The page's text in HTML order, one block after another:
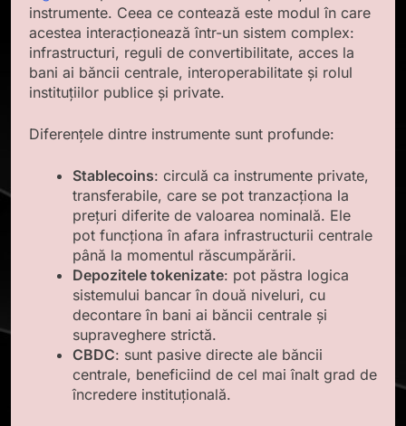
instrumente. Ceea ce contează este modul în care
acestea interacționează într-un sistem complex:
infrastructuri, reguli de convertibilitate, acces la
bani ai băncii centrale, interoperabilitate și rolul
instituțiilor publice și private.
Diferențele dintre instrumente sunt profunde:
Stablecoins: circulă ca instrumente private,
transferabile, care se pot tranzacționa la
prețuri diferite de valoarea nominală. Ele
pot funcționa în afara infrastructurii centrale
până la momentul răscumpărării.
Depozitele tokenizate: pot păstra logica
sistemului bancar în două niveluri, cu
decontare în bani ai băncii centrale și
supraveghere strictă.
CBDC: sunt pasive directe ale băncii
centrale, beneficiind de cel mai înalt grad de
încredere instituțională.